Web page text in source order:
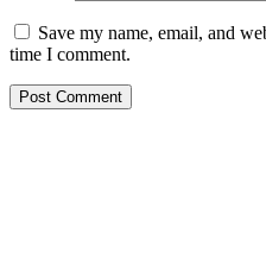
Save my name, email, and
time I comment.